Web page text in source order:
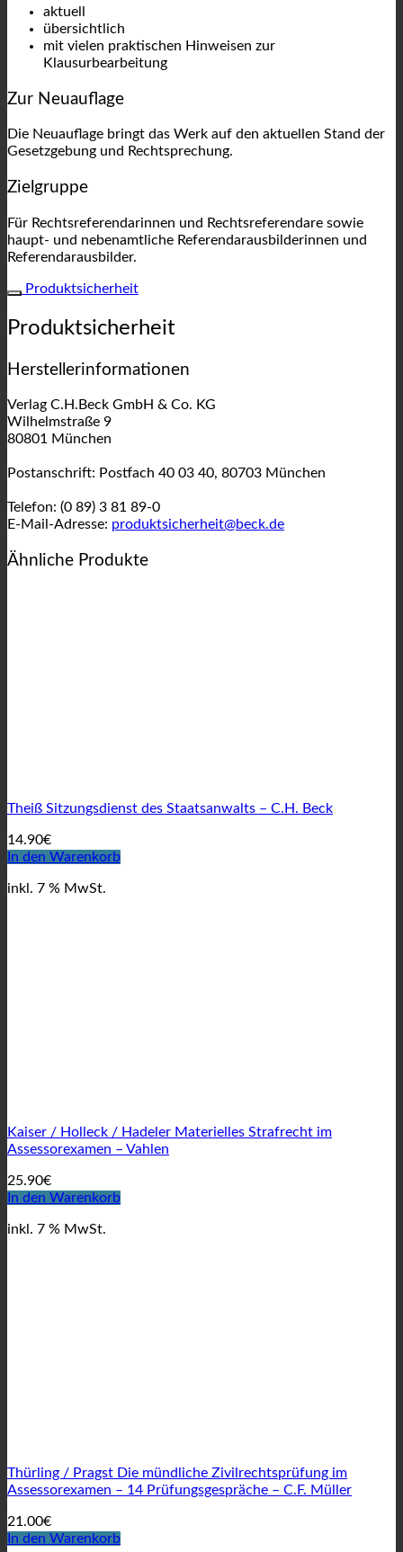
aktuell
übersichtlich
mit vielen praktischen Hinweisen zur
Klausurbearbeitung
Zur Neuauflage
Die Neuauflage bringt das Werk auf den aktuellen Stand der
Gesetzgebung und Rechtsprechung.
Zielgruppe
Für Rechtsreferendarinnen und Rechtsreferendare sowie
haupt- und nebenamtliche Referendarausbilderinnen und
Referendarausbilder.
Produktsicherheit
Produktsicherheit
Herstellerinformationen
Verlag C.H.Beck GmbH & Co. KG
Wilhelmstraße 9
80801 München
Postanschrift: Postfach 40 03 40, 80703 München
Telefon: (0 89) 3 81 89-0
E-Mail-Adresse: produktsicherheit@beck.de
Ähnliche Produkte
Theiß Sitzungsdienst des Staatsanwalts – C.H. Beck
14.90€
In den Warenkorb
inkl. 7 % MwSt.
Kaiser / Holleck / Hadeler Materielles Strafrecht im
Assessorexamen – Vahlen
25.90€
In den Warenkorb
inkl. 7 % MwSt.
Thürling / Pragst Die mündliche Zivilrechtsprüfung im
Assessorexamen – 14 Prüfungsgespräche – C.F. Müller
21.00€
In den Warenkorb